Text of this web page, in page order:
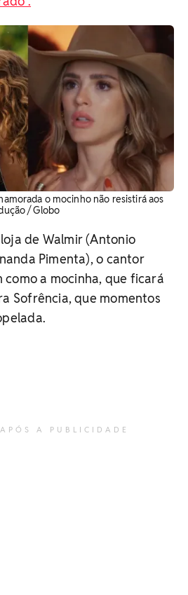
o mocinho não resistirá aos
/ Globo
de Walmir (Antonio
Pimenta), o cantor
como a mocinha, que ficará
Sofrência, que momentos
A PUBLICIDADE